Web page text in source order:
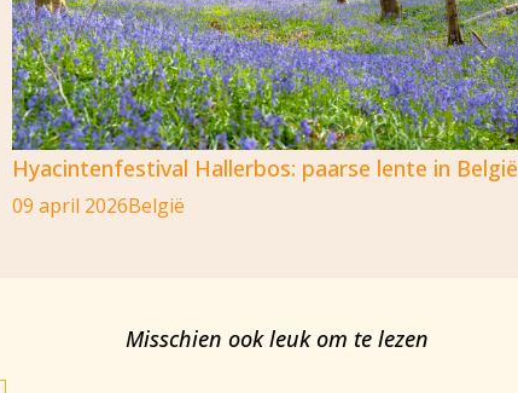
Hyacintenfestival Hallerbos: paarse lente in België
09 april 2026België
Misschien ook leuk om te lezen